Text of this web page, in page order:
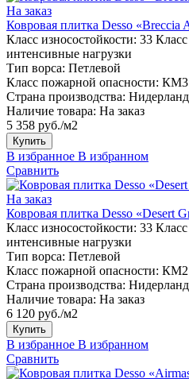
На заказ
Ковровая плитка Desso «Breccia
Класс износостойкости: 33
интенсивные нагрузки
Тип ворса: Петлевой
Класс пожарной опасности: КМ3
Страна производства:
Наличие товара: На заказ
5 358 руб./м2
Купить
В избранное В избранном
Сравнить
На заказ
Ковровая плитка Desso «Desert
Класс износостойкости: 33
интенсивные нагрузки
Тип ворса: Петлевой
Класс пожарной опасности: КМ2
Страна производства:
Наличие товара: На заказ
6 120 руб./м2
Купить
В избранное В избранном
Сравнить